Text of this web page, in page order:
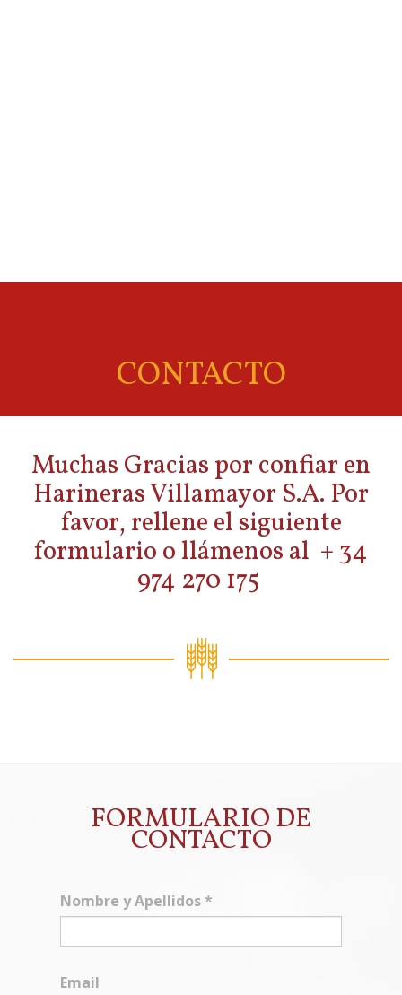
CONTACTO
Muchas Gracias por confiar en
Harineras Villamayor S.A. Por
favor, rellene el siguiente
formulario o llámenos al + 34
974 270 175
FORMULARIO DE
CONTACTO
Nombre y Apellidos*
Email